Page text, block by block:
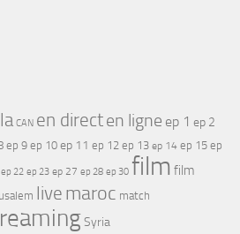
CAN en directen ligne ep 1 ep 2
ep 9 ep 10 ep 11 ep 12 ep 13 ep 14 ep 15 ep
ep 22 ep 23 ep 27 ep 28 ep 30 film film
live maroc match
Syria